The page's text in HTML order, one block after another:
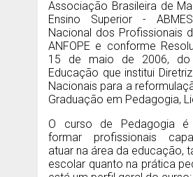
Associação Brasileira de
Ensino Superior -
Nacional dos Profissionais
ANFOPE e conforme
15 de maio de 2006, do
Educação que institui
Nacionais para a
Graduação em Pedagogia,
O curso de Pedagogia
formar profissionais
atuar na área da educação,
escolar quanto na prática